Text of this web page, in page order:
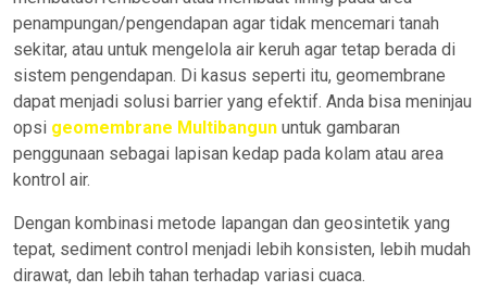
penampungan/pengendapan agar tidak mencemari tanah
sekitar, atau untuk mengelola air keruh agar tetap berada di
sistem pengendapan. Di kasus seperti itu, geomembrane
dapat menjadi solusi barrier yang efektif. Anda bisa meninjau
opsi geomembrane Multibangun untuk gambaran
penggunaan sebagai lapisan kedap pada kolam atau area
kontrol air.
Dengan kombinasi metode lapangan dan geosintetik yang
tepat, sediment control menjadi lebih konsisten, lebih mudah
dirawat, dan lebih tahan terhadap variasi cuaca.